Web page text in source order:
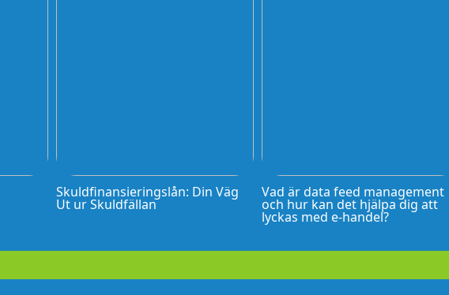
Skuldfinansieringslån: Din Väg
Ut ur Skuldfällan
Vad är data feed management
och hur kan det hjälpa dig att
lyckas med e-handel?